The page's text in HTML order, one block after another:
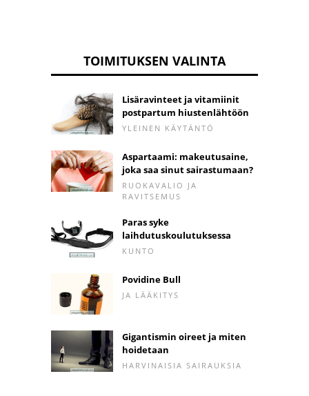
TOIMITUKSEN VALINTA
Lisäravinteet ja vitamiinit
postpartum hiustenlähtöön
YLEINEN KÄYTÄNTÖ
Aspartaami: makeutusaine,
joka saa sinut sairastumaan?
RUOKAVALIO JA
RAVITSEMUS
Paras syke
laihdutuskoulutuksessa
KUNTO
Povidine Bull
JA LÄÄKITYS
Gigantismin oireet ja miten
hoidetaan
HARVINAISIA ​​SAIRAUKSIA